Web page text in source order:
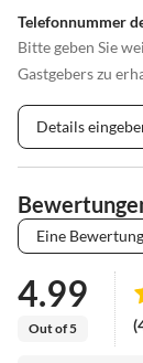
Telefonnummer
Bitte geben Sie
Gastgebers zu
Details
Eine
4.99
Out of 5